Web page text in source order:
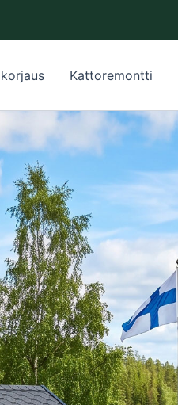
Kattoremontti